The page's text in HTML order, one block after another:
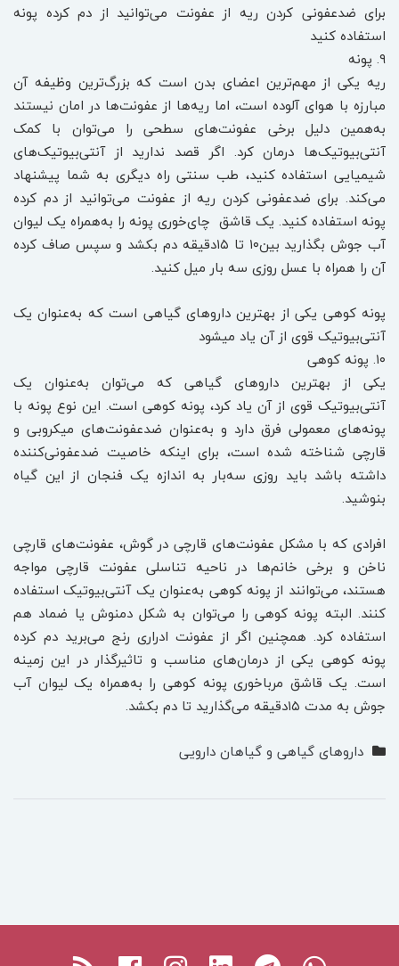
برای ضدعفونی کردن ریه از عفونت می‌توانید از دم کرده پونه
استفاده کنید
۹. پونه
ریه یکی از مهم‌ترین اعضای بدن است که بزرگ‌ترین وظیفه آن
مبارزه با هوای آلوده است، اما ریه‌ها از عفونت‌ها در امان نیستند
به‌همین دلیل برخی عفونت‌های سطحی را می‌توان با کمک
آنتی‌بیوتیک‌ها درمان کرد. اگر قصد ندارید از آنتی‌بیوتیک‌های
شیمیایی استفاده کنید، طب سنتی راه دیگری به شما پیشنهاد
می‌کند. برای ضدعفونی کردن ریه از عفونت می‌توانید از دم کرده
پونه استفاده کنید. یک قاشق چای‌خوری پونه را به‌همراه یک لیوان
آب جوش بگذارید بین‌۱۰ تا ۱۵‌دقیقه دم بکشد و سپس صاف کرده
آن را همراه با عسل روزی سه بار میل کنید.
پونه کوهی یکی از بهترین داروهای گیاهی است که به‌عنوان یک
آنتی‌بیوتیک قوی از آن یاد میشود
۱۰. پونه کوهی
یکی از بهترین داروهای گیاهی که می‌توان به‌عنوان یک
آنتی‌بیوتیک قوی از آن یاد کرد، پونه کوهی است. این نوع پونه با
پونه‌های معمولی فرق دارد و به‌عنوان ضدعفونت‌های میکروبی و
قارچی شناخته شده است، برای اینکه خاصیت ضدعفونی‌کننده
داشته باشد باید روزی سه‌بار‌ به اندازه یک فنجان از این گیاه
بنوشید.
افرادی که با مشکل عفونت‌های قارچی در گوش، عفونت‌های قارچی
ناخن و برخی خانم‌ها در ناحیه تناسلی عفونت قارچی مواجه
هستند، می‌توانند از پونه کوهی به‌عنوان یک آنتی‌بیوتیک استفاده
کنند. البته پونه کوهی را می‌توان به شکل دمنوش یا ضماد هم
استفاده کرد. همچنین اگر از عفونت ادراری رنج می‌برید دم کرده
پونه کوهی یکی از درمان‌های مناسب و تاثیرگذار در این زمینه
است. یک قاشق مرباخوری پونه کوهی را به‌همراه یک لیوان آب
جوش به مدت ۱۵‌دقیقه می‌گذارید تا دم بکشد.
داروهای گیاهی و گیاهان دارویی